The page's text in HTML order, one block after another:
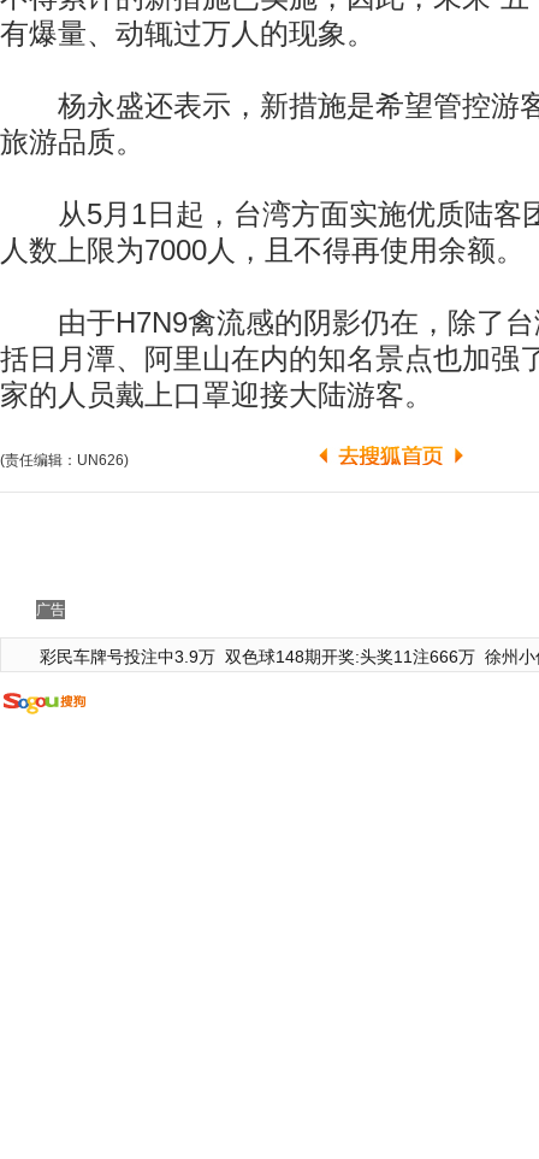
有爆量、动辄过万人的现象。
杨永盛还表示，新措施是希望管控游
旅游品质。
从5月1日起，台湾方面实施优质陆客
人数上限为7000人，且不得再使用余额。
由于H7N9禽流感的阴影仍在，除了台
括日月潭、阿里山在内的知名景点也加强
家的人员戴上口罩迎接大陆游客。
(责任编辑：UN626)
广告
彩民车牌号投注中3.9万 双色球148期开奖:头奖11注666万 徐州